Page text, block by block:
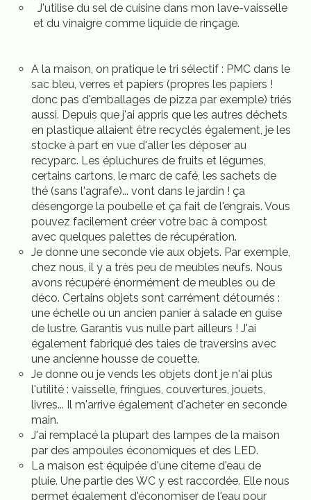
J'utilise du sel de cuisine dans mon lave-vaisselle
et du vinaigre comme liquide de rinçage.
A la maison, on pratique le tri sélectif : PMC dans le
sac bleu, verres et papiers (propres les papiers !
donc pas d'emballages de pizza par exemple) triés
aussi. Depuis que j'ai appris que les autres déchets
en plastique allaient être recyclés également, je les
stocke à part en vue d'aller les déposer au
recyparc. Les épluchures de fruits et légumes,
certains cartons, le marc de café, les sachets de
thé (sans l'agrafe)... vont dans le jardin ! ça
désengorge la poubelle et ça fait de l'engrais. Vous
pouvez facilement créer votre bac à compost
avec quelques palettes de récupération.
Je donne une seconde vie aux objets. Par exemple,
chez nous, il y a très peu de meubles neufs. Nous
avons récupéré énormément de meubles ou de
déco. Certains objets sont carrément détournés :
une échelle ou un ancien panier à salade en guise
de lustre. Garantis vus nulle part ailleurs ! J'ai
également fabriqué des taies de traversins avec
une ancienne housse de couette.
Je donne ou je vends les objets dont je n'ai plus
l'utilité : vaisselle, fringues, couvertures, jouets,
livres... Il m'arrive également d'acheter en seconde
main.
J'ai remplacé la plupart des lampes de la maison
par des ampoules économiques et des LED.
La maison est équipée d'une citerne d'eau de
pluie. Une partie des WC y est raccordée. Elle nous
permet également d'économiser de l'eau pour